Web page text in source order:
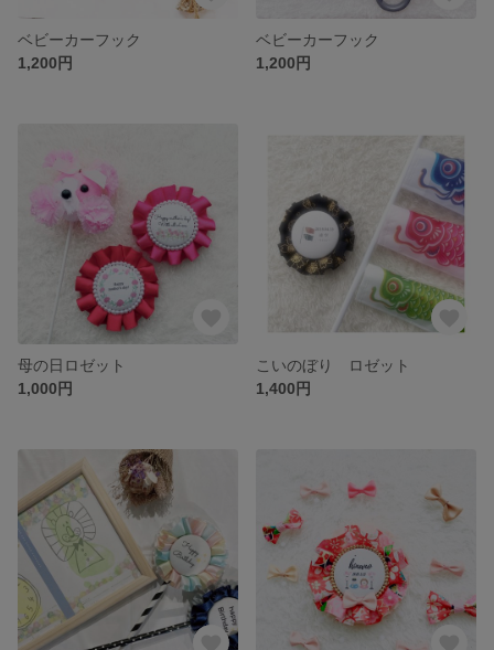
ベビーカーフック
1,200円
ベビーカーフック
1,200円
母の日ロゼット
1,000円
こいのぼり ロゼット
1,400円